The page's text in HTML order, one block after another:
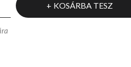
KOSÁRBA TESZ